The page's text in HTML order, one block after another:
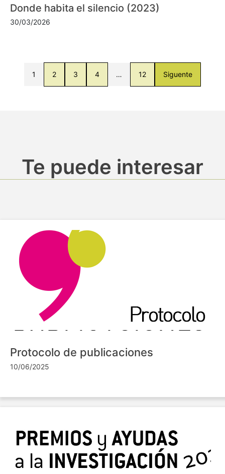
Donde habita el silencio (2023)
30/03/2026
1 2 3 4 … 12 Siguente
Te puede interesar
Protocolo de publicaciones
10/06/2025